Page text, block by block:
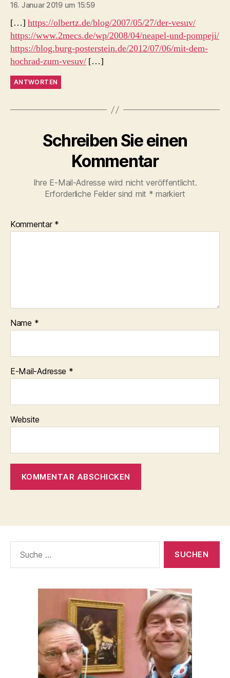
16. Januar 2019 um 15:59
[…] https://olbertz.de/blog/2007/05/27/der-vesuv/
https://www.2mecs.de/wp/2008/04/neapel-und-pompeji/
https://blog.burg-posterstein.de/2012/07/06/mit-dem-
hochrad-zum-vesuv/ […]
ANTWORTEN
Schreiben Sie einen
Kommentar
Ihre E-Mail-Adresse wird nicht veröffentlicht.
Erforderliche Felder sind mit * markiert
Kommentar *
Name *
E-Mail-Adresse *
Website
nach: